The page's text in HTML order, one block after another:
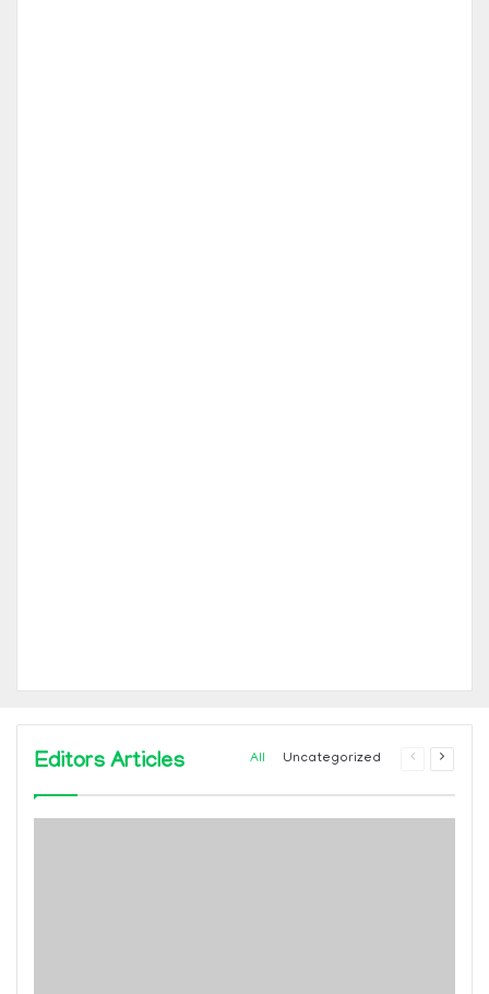
Editors Articles All Uncategorized
Previous
Next